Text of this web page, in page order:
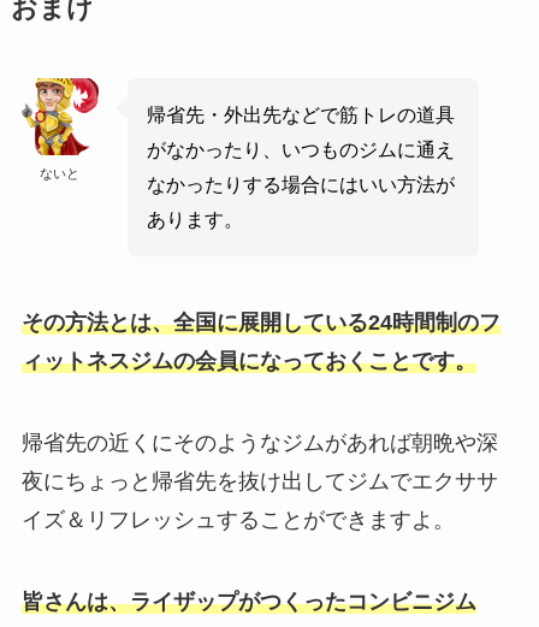
おまけ
ないと
帰省先・外出先などで筋トレの道具
がなかったり、いつものジムに通え
なかったりする場合にはいい方法が
あります。
その方法とは、全国に展開している24時間制のフ
ィットネスジムの会員になっておくことです。
帰省先の近くにそのようなジムがあれば朝晩や深
夜にちょっと帰省先を抜け出してジムでエクササ
イズ＆リフレッシュすることができますよ。
皆さんは、ライザップがつくったコンビニジム